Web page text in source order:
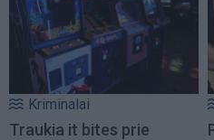
Kriminalai
Traukia it bites prie